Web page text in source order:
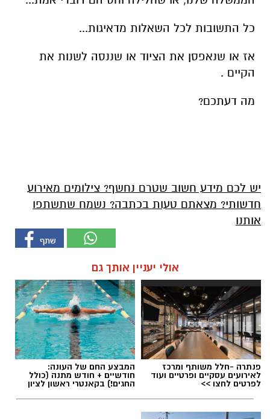
כל התשובות לכל השאלות מדאיגות...
אז או שנאפסן את הציוד או שננסה לשנות את
הקיים .
מה דעתכם?
יש לכם מידע חשוב שטרם נחשף? צילומים מאירוע
חדשותי? מצאתם טעות בכתבה? נשמח שתשתפו
אותנו
אולי יעניין אותך גם
פנתרה -חלל משותף ומרכז
לאירועים עסקיים ופרטיים ועוד
לפרטים לחצו >>
המבצע החם של העונה:
חודשיים + חודש מתנה (כולל
החגים!) בקאנטרי ראשון לציון